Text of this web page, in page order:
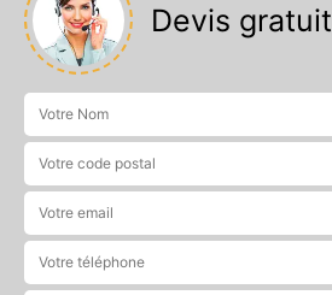
Devis gratuit